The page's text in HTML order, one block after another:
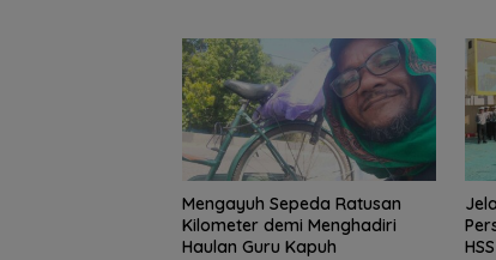
Mengayuh Sepeda Ratusan
Kilometer demi Menghadiri
Haulan Guru Kapuh